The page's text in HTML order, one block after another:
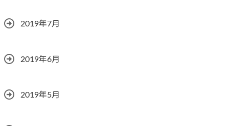
2019年7月
2019年6月
2019年5月